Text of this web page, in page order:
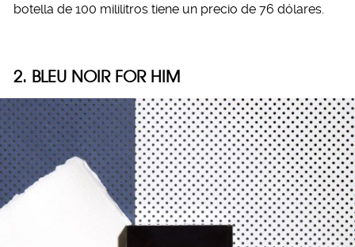
botella de 100 mililitros tiene un precio de 76 dólares.
2. BLEU NOIR FOR HIM